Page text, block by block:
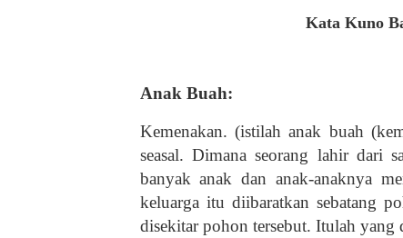
Kata Kuno
Anak Buah:
Kemenakan. (istilah anak buah
seasal. Dimana seorang lahir dari
banyak anak dan anak-anaknya
keluarga itu diibaratkan sebatang
disekitar pohon tersebut. Itulah yang